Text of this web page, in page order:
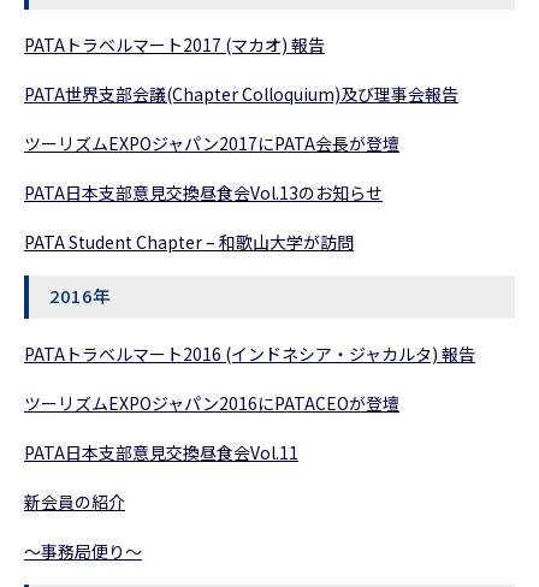
PATAトラベルマート2017 (マカオ) 報告
PATA世界支部会議(Chapter Colloquium)及び理事会報告
ツーリズムEXPOジャパン2017にPATA会長が登壇
PATA日本支部意見交換昼食会Vol.13のお知らせ
PATA Student Chapter – 和歌山大学が訪問
2016年
PATAトラベルマート2016 (インドネシア・ジャカルタ) 報告
ツーリズムEXPOジャパン2016にPATACEOが登壇
PATA日本支部意見交換昼食会Vol.11
新会員の紹介
～事務局便り～